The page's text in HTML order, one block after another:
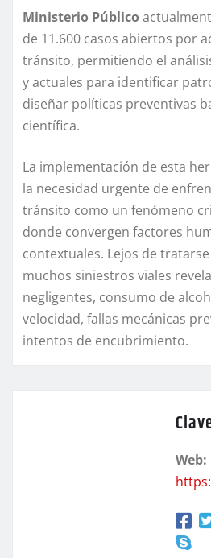
Ministerio Público
de 11.600 casos abiertos por
tránsito, permitiendo el
y actuales para identificar
diseñar políticas preventivas
científica.
La implementación de esta
la necesidad urgente de
tránsito como un fenómeno
donde convergen factores
contextuales. Lejos de
muchos siniestros viales
negligentes, consumo de
velocidad, fallas mecánicas
intentos de encubrimiento.
Web: